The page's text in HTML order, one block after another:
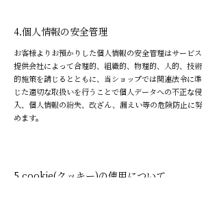
4.個人情報の安全管理
お客様よりお預かりした個人情報の安全管理はサービス
提供会社によって合理的、組織的、物理的、人的、技術
的施策を講じるとともに、当ショップでは関連法令に準
じた適切な取扱いを行うことで個人データへの不正な侵
入、個人情報の紛失、改ざん、漏えい等の危険防止に努
めます。
5.cookie(クッキー)の使用について